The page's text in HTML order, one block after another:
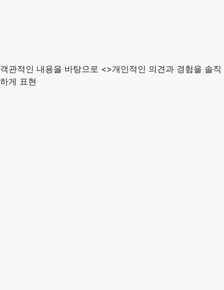
객관적인 내용을 바탕으로 <>개인적인 의견과 경험을 솔직
하게 표현